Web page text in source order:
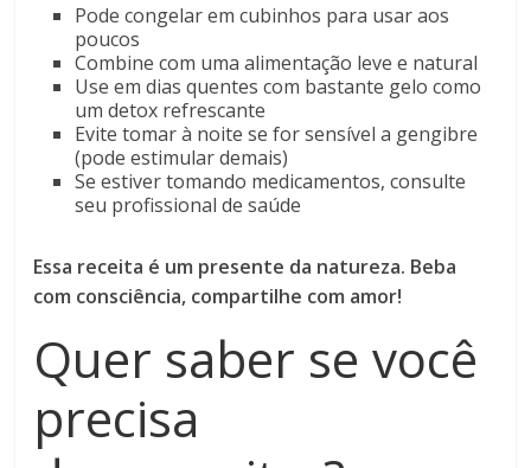
Pode congelar em cubinhos para usar aos
poucos
Combine com uma alimentação leve e natural
Use em dias quentes com bastante gelo como
um detox refrescante
Evite tomar à noite se for sensível a gengibre
(pode estimular demais)
Se estiver tomando medicamentos, consulte
seu profissional de saúde
Essa receita é um presente da natureza. Beba
com consciência, compartilhe com amor!
Quer saber se você
precisa